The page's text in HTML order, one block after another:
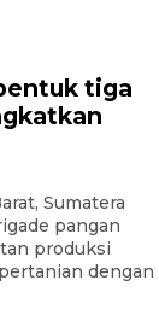
tiga
Sumatera
pangan
produksi
dengan